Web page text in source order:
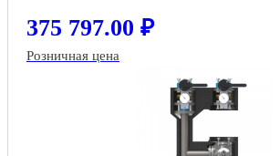
375 797.00 ₽
Розничная цена